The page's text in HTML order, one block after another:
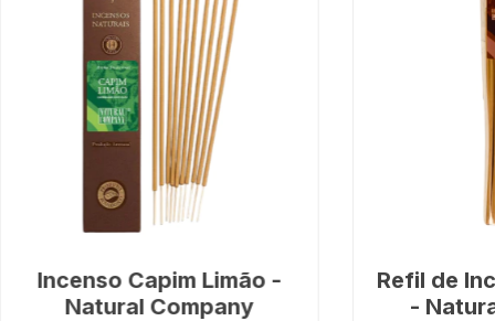
Incenso Capim Limão -
Natural Company
Refil de
-